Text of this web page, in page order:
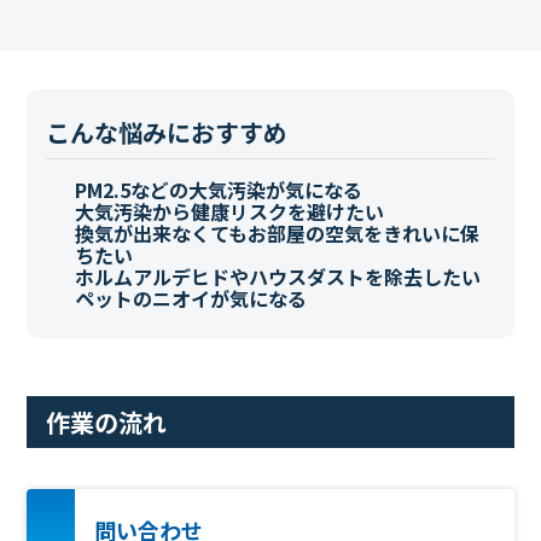
こんな悩みにおすすめ
PM2.5などの大気汚染が気になる
大気汚染から健康リスクを避けたい
換気が出来なくてもお部屋の空気をきれいに保
ちたい
ホルムアルデヒドやハウスダストを除去したい
ペットのニオイが気になる
作業の流れ
問い合わせ